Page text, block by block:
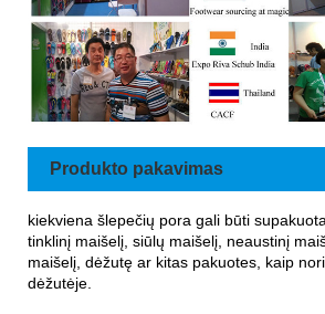
Produkto pakavimas
kiekviena šlepečių pora gali būti
tinklinį maišelį, siūlų maišelį, neaustinį
maišelį, dėžutę ar kitas pakuotes, kaip
dėžutėje.